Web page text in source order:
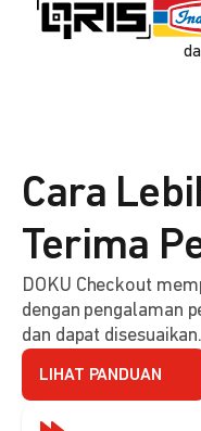
Cara
Terima
DOKU Checkout
dengan pengalaman
dan dapat disesuaikan.
LIHAT PANDUAN